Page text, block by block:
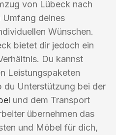
von Lübeck nach
Umfang deines
Wünschen.
bietet dir jedoch ein
Du kannst
Leistungspaketen
du Unterstützung bei der
und dem Transport
übernehmen das
und Möbel für dich,